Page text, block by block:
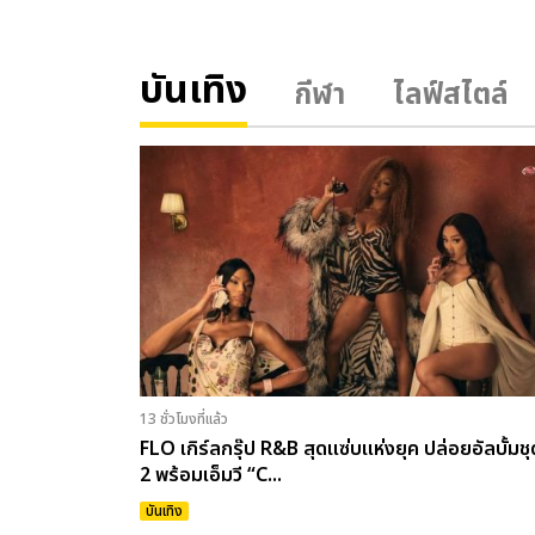
บันเทิง กีฬา ไลฟ์สไตล์
13 ชั่วโมงที่แล้ว
FLO เกิร์ลกรุ๊ป R&B สุดแซ่บแห่งยุค ปล่อยอัลบั้ม
2 พร้อมเอ็มวี “C...
บันเทิง